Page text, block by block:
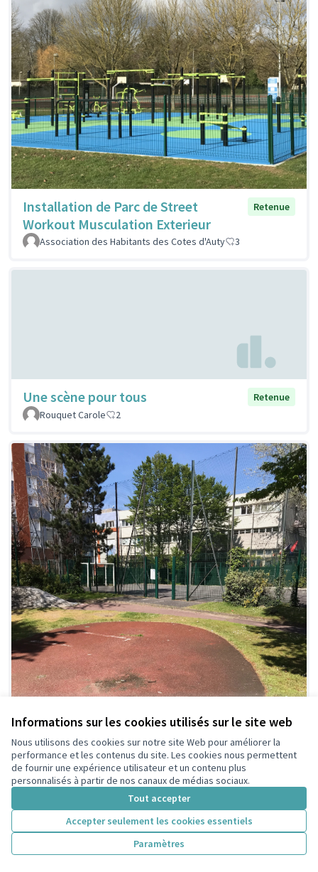
Informations sur les cookies utilisés sur le site web
Nous utilisons des cookies sur notre site Web pour améliorer la
performance et les contenus du site. Les cookies nous permettent
de fournir une expérience utilisateur et un contenu plus
personnalisés à partir de nos canaux de médias sociaux.
Tout accepter
Accepter seulement les cookies essentiels
Paramètres
Installation de Parc de Street
Workout Musculation Exterieur
Retenue
Association des Habitants des Cotes d'Auty 3
Une scène pour tous
Retenue
Rouquet Carole
2
Rénovation du Terrain de Foot et
Retenue